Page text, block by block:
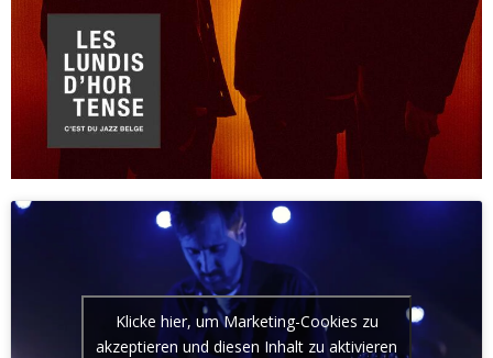
Klicke hier, um Marketing-Cookies zu
akzeptieren und diesen Inhalt zu aktivieren